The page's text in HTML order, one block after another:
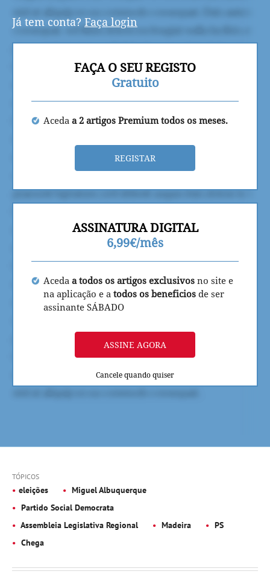
Já tem conta? Faça login
FAÇA O SEU REGISTO
Gratuito
Aceda a 2 artigos Premium todos os meses.
REGISTAR
ASSINATURA DIGITAL
6,99€/mês
Aceda a todos os artigos exclusivos no site e
na aplicação e a todos os beneficios de ser
assinante SÁBADO
ASSINE AGORA
Cancele quando quiser
TÓPICOS
eleições
Miguel Albuquerque
Partido Social Democrata
Assembleia Legislativa Regional
Madeira
PS
Chega